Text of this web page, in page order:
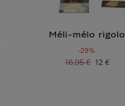
Méli-mélo rigolo
-29%
Prix ​​actuel
12 €
Ancien prix
16,95 €